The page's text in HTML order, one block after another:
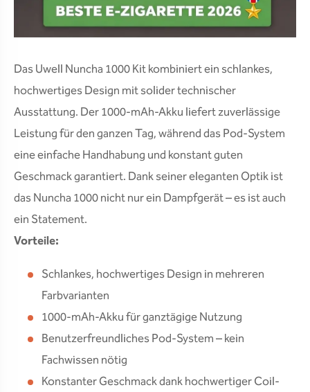
Das Uwell Nuncha 1000 Kit kombiniert ein schlankes,
hochwertiges Design mit solider technischer
Ausstattung. Der 1000-mAh-Akku liefert zuverlässige
Leistung für den ganzen Tag, während das Pod-System
eine einfache Handhabung und konstant guten
Geschmack garantiert. Dank seiner eleganten Optik ist
das Nuncha 1000 nicht nur ein Dampfgerät – es ist auch
ein Statement.
Vorteile:
Schlankes, hochwertiges Design in mehreren
Farbvarianten
1000-mAh-Akku für ganztägige Nutzung
Benutzerfreundliches Pod-System – kein
Fachwissen nötig
Konstanter Geschmack dank hochwertiger Coil-